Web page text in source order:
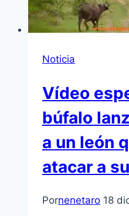
Noticia
Vídeo
búfalo
a un león
atacar a
Pornenetaro 18